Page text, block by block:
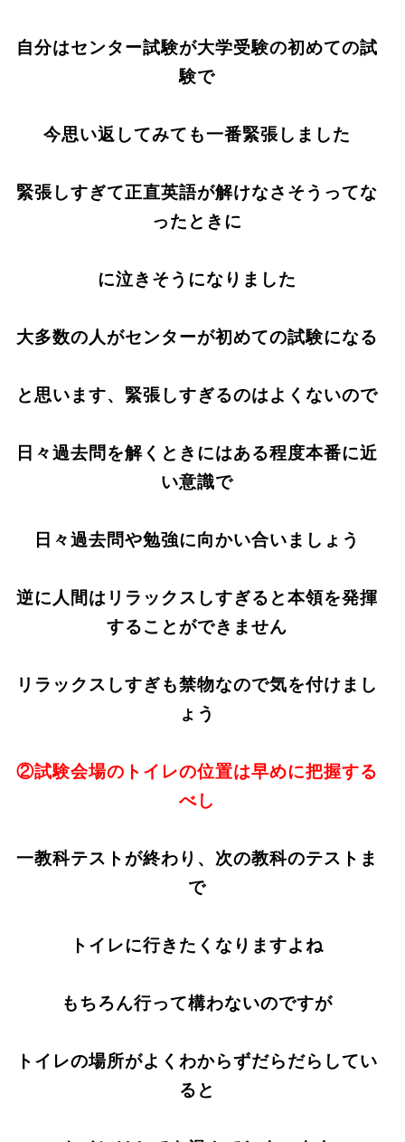
自分はセンター試験が大学受験の初めての試
験で
今思い返してみても一番緊張しました
緊張しすぎて正直英語が解けなさそうってな
ったときに
に泣きそうになりました
大多数の人がセンターが初めての試験になる
と思います、緊張しすぎるのはよくないので
日々過去問を解くときにはある程度本番に近
い意識で
日々過去問や勉強に向かい合いましょう
逆に人間はリラックスしすぎると本領を発揮
することができません
リラックスしすぎも禁物なので気を付けまし
ょう
②試験会場のトイレの位置は早めに把握する
べし
一教科テストが終わり、次の教科のテストま
で
トイレに行きたくなりますよね
もちろん行って構わないのですが
トイレの場所がよくわからずだらだらしてい
ると